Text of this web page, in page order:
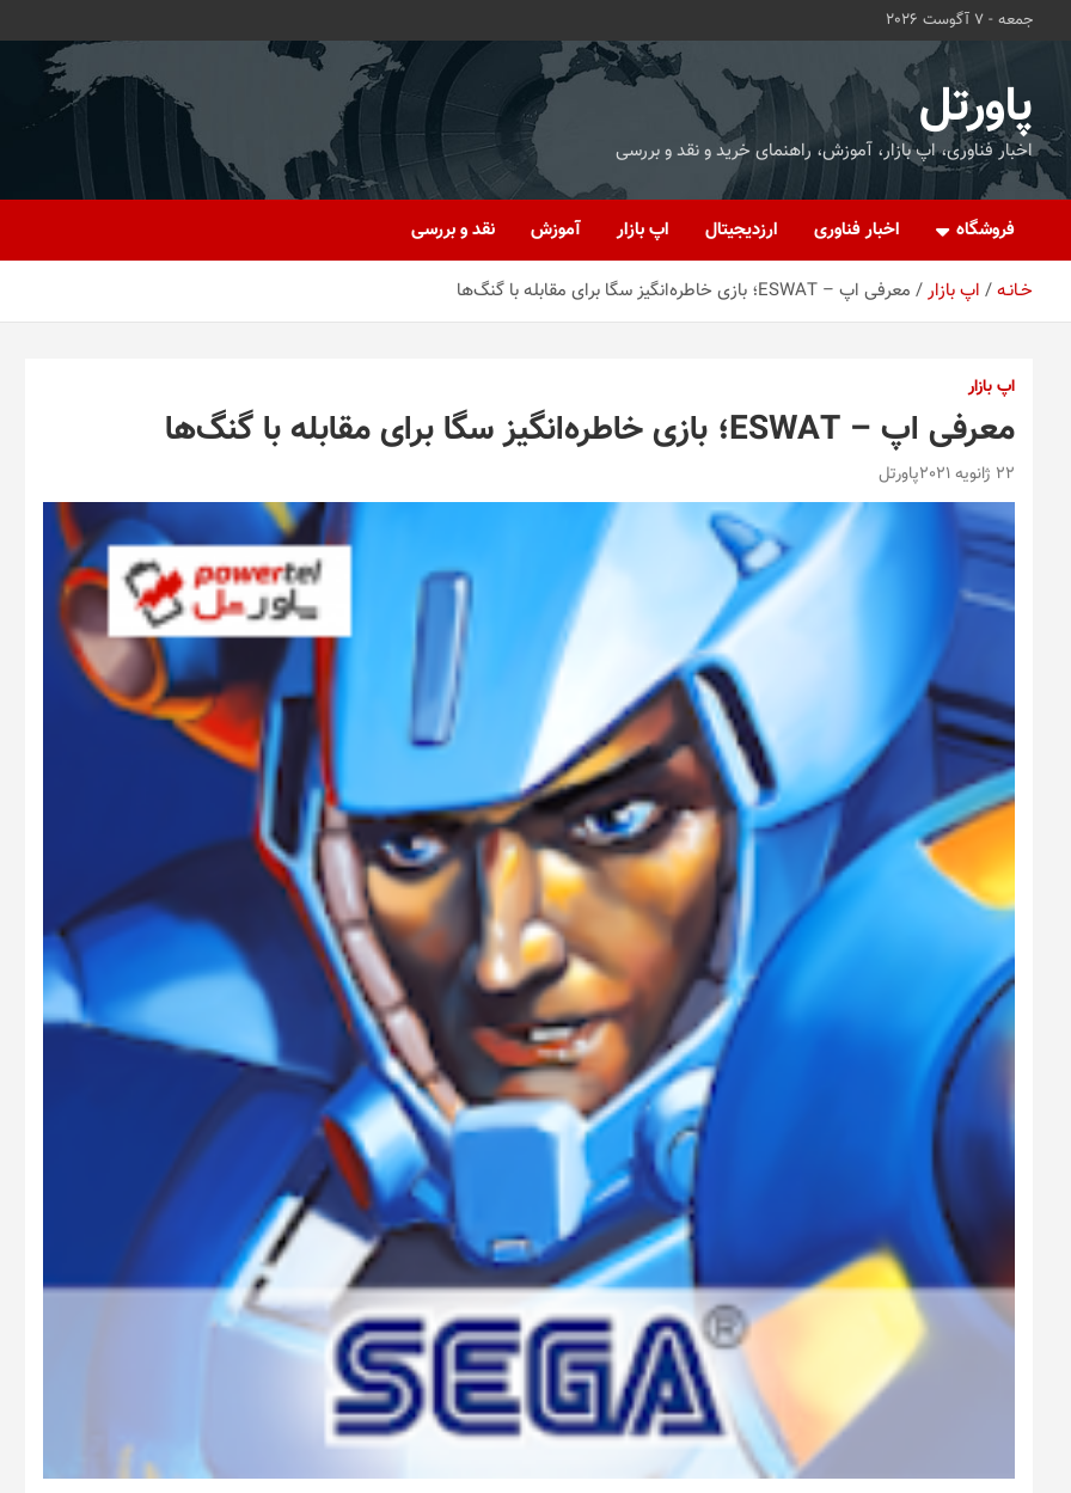
جمعه - 7 آگوست 2026
پاورتل
اخبار فناوری، اپ بازار، آموزش، راهنمای خرید و نقد و بررسی
فروشگاه اخبار فناوری ارزدیجیتال اپ بازار آموزش نقد و بررسی
خـانـه اپ بازار معرفی اپ – ESWAT؛ بازی خاطره‌انگیز سگا برای مقابله با گنگ‌ها
اپ بازار
معرفی اپ – ESWAT؛ بازی خاطره‌انگیز سگا برای مقابله با گنگ‌ها
22 ژانویه 2021 پاورتل